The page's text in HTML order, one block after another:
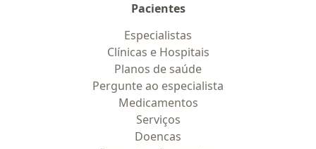
Pacientes
Especialistas
Clínicas e Hospitais
Planos de saúde
Pergunte ao especialista
Medicamentos
Serviços
Doencas